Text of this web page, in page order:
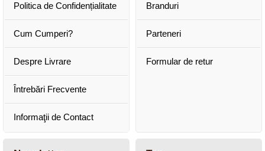
Politica de Confidențialitate
Cum Cumperi?
Despre Livrare
Întrebări Frecvente
Informaţii de Contact
Branduri
Parteneri
Formular de retur